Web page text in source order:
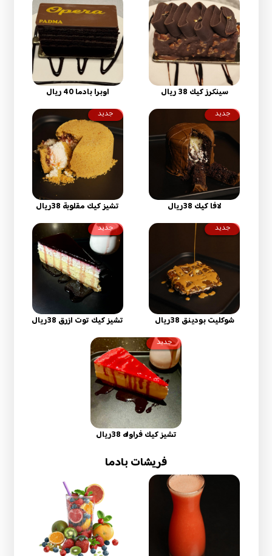
سينكرز كيك 38 ريال اوبرا بادما 40 ريال
جديد
لافا كيك 38ريال
جديد
تشيز كيك مقلوبة 38ريال
جديد
شوكليت بودينق 38ريال
جديد
تشيز كيك توت ازرق 38ريال
جديد
تشيز كيك فراوله 38ريال
فريشات بادما